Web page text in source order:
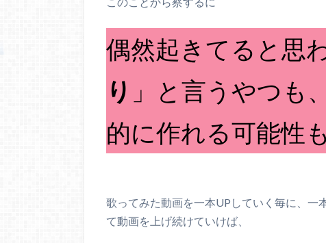
偶然起きてると思
り 」と言うやつも
的に作れる可能性
歌ってみた動画を一本UPしていく毎に、一
て動画を上げ続けていけば、